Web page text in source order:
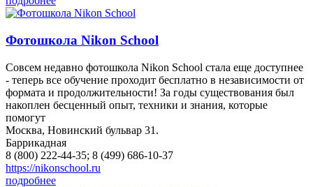
Фотошкола Nikon School
Совсем недавно фотошкола Nikon School стала еще доступнее
- теперь все обучение проходит бесплатно в независимости от
формата и продолжительности! За годы существования был
накоплен бесценный опыт, техники и знания, которые
помогут
Москва, Новинский бульвар 31.
Баррикадная
8 (800) 222-44-35; 8 (499) 686-10-37
https://nikonschool.ru
подробнее